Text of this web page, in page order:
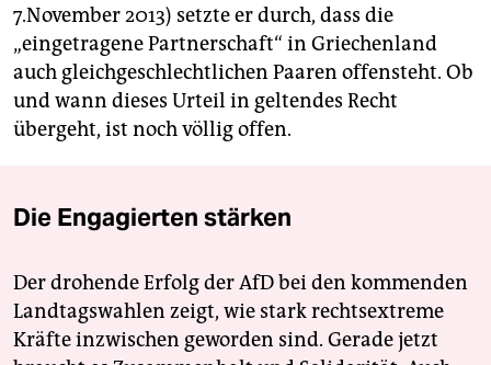
7.November 2013) setzte er durch, dass die
„eingetragene Partnerschaft“ in Griechenland
auch gleichgeschlechtlichen Paaren offensteht. Ob
und wann dieses Urteil in geltendes Recht
übergeht, ist noch völlig offen.
Die Engagierten stärken
Der drohende Erfolg der AfD bei den kommenden
Landtagswahlen zeigt, wie stark rechtsextreme
Kräfte inzwischen geworden sind. Gerade jetzt